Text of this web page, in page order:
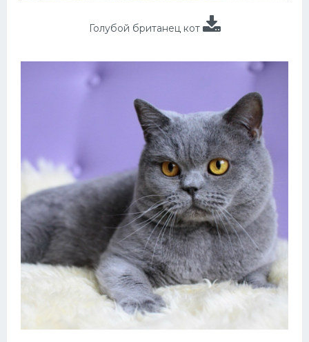
Голубой британец кот